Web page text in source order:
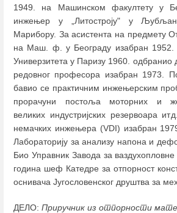
1949. на Машинском факултету у
инжењер у „Литостроју" у
Марибору. За асистента на предмету
на Маш. ф. у Београду изабран 1952.
Универзитета у Паризу 1960. одбранио
редовног професора изабран 1973.
бавио се практичним инжењерским
прорачуни постоља моторних и
великих индустријских резервоара
немачких инжењера (VDI) изабран
Лабораторију за анализу напона и
Био Управник Завода за ваздухопловне
година шеф Катедре за отпорност
оснивача Југословенског друштва за
ДЕЛО: Приручник из отпорности